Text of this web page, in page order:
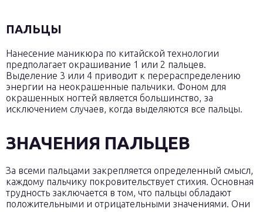
ПАЛЬЦЫ
Нанесение маникюра по китайской технологии
предполагает окрашивание 1 или 2 пальцев.
Выделение 3 или 4 приводит к перераспределению
энергии на неокрашенные пальчики. Фоном для
окрашенных ногтей является большинство, за
исключением случаев, когда выделяются все пальцы.
ЗНАЧЕНИЯ ПАЛЬЦЕВ
За всеми пальцами закрепляется определенный смысл,
каждому пальчику покровительствует стихия. Основная
трудность заключается в том, что пальцы обладают
положительными и отрицательными значениями. Они